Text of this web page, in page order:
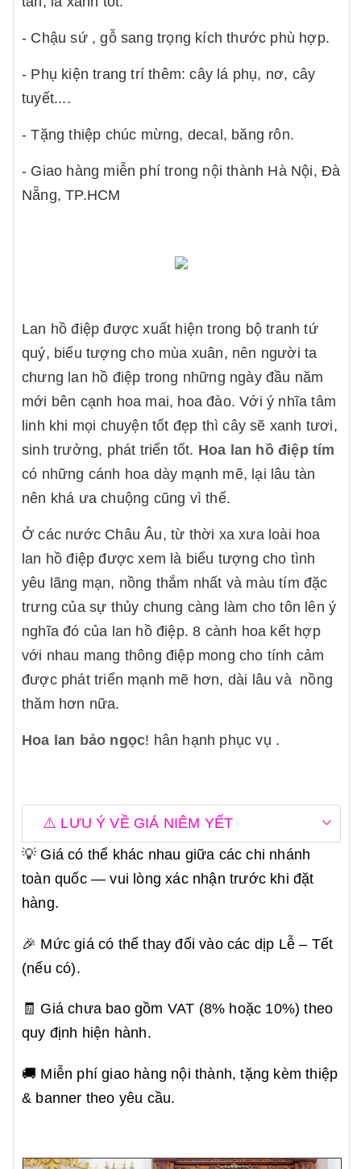
- Chậu sứ , gỗ sang trọng kích thước phù hợp.
- Phụ kiện trang trí thêm: cây lá phụ, nơ, cây
tuyết....
- Tặng thiệp chúc mừng, decal, băng rôn.
- Giao hàng miễn phí trong nội thành Hà Nội, Đà
Nẵng, TP.HCM
Lan hồ điệp được xuất hiện trong bộ tranh tứ
quý, biểu tượng cho mùa xuân, nên người ta
chưng lan hồ điệp trong những ngày đầu năm
mới bên cạnh hoa mai, hoa đào. Với ý nhĩa tâm
linh khi mọi chuyện tốt đẹp thì cây sẽ xanh tươi,
sinh trưởng, phát triển tốt. Hoa lan hồ điệp tím
có những cánh hoa dày mạnh mẽ, lại lâu tàn
nên khá ưa chuộng cũng vì thế.
Ở các nước Châu Âu, từ thời xa xưa loài hoa
lan hồ điệp được xem là biểu tượng cho tình
yêu lãng mạn, nồng thắm nhất và màu tím đặc
trưng của sự thủy chung càng làm cho tôn lên ý
nghĩa đó của lan hồ điệp. 8 cành hoa kết hợp
với nhau mang thông điệp mong cho tính cảm
được phát triển mạnh mẽ hơn, dài lâu và nồng
thăm hơn nữa.
Hoa lan bảo ngọc! hân hạnh phục vụ .
⚠️ LƯU Ý VỀ GIÁ NIÊM YẾT
💡 Giá có thể khác nhau giữa các chi nhánh
toàn quốc — vui lòng xác nhận trước khi đặt
hàng.
🎉 Mức giá có thể thay đổi vào các dịp Lễ – Tết
(nếu có).
🧾 Giá chưa bao gồm VAT (8% hoặc 10%) theo
quy định hiện hành.
🚚 Miễn phí giao hàng nội thành, tặng kèm thiệp
& banner theo yêu cầu.